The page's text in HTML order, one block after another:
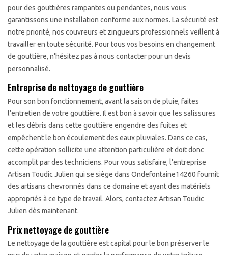
pour des gouttières rampantes ou pendantes, nous vous
garantissons une installation conforme aux normes. La sécurité est
notre priorité, nos couvreurs et zingueurs professionnels veillent à
travailler en toute sécurité. Pour tous vos besoins en changement
de gouttière, n'hésitez pas à nous contacter pour un devis
personnalisé.
Entreprise de nettoyage de gouttière
Pour son bon fonctionnement, avant la saison de pluie, faites
l’entretien de votre gouttière. Il est bon à savoir que les salissures
et les débris dans cette gouttière engendre des fuites et
empêchent le bon écoulement des eaux pluviales. Dans ce cas,
cette opération sollicite une attention particulière et doit donc
accomplit par des techniciens. Pour vous satisfaire, l’entreprise
Artisan Toudic Julien qui se siège dans Ondefontaine14260 fournit
des artisans chevronnés dans ce domaine et ayant des matériels
appropriés à ce type de travail. Alors, contactez Artisan Toudic
Julien dès maintenant.
Prix nettoyage de gouttière
Le nettoyage de la gouttière est capital pour le bon préserver le